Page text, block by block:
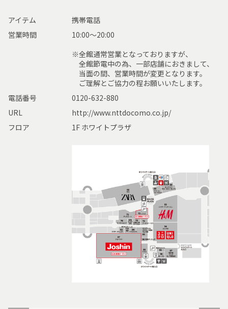
アイテム
携帯電話
営業時間
10:00〜20:00
※全館通常営業となっておりますが、
全館節電中の為、一部店舗におきまして、
当面の間、営業時間が変更となります。
ご理解とご協力の程お願いいたします。
電話番号
0120-632-880
URL
http://www.nttdocomo.co.jp/
フロア
1F ホワイトプラザ